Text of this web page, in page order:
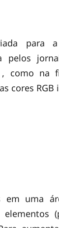
para
pelos
como na
cores RGB
em uma